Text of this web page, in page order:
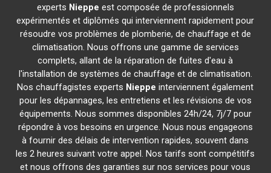
experts Nieppe est composée de professionnels
expérimentés et diplômés qui interviennent rapidement pour
résoudre vos problèmes de plomberie, de chauffage et de
climatisation. Nous offrons une gamme de services
complets, allant de la réparation de fuites d'eau à
l'installation de systèmes de chauffage et de climatisation.
Nos chauffagistes experts Nieppe interviennent également
pour les dépannages, les entretiens et les révisions de vos
équipements. Nous sommes disponibles 24h/24, 7j/7 pour
répondre à vos besoins en urgence. Nous nous engageons
à fournir des délais de intervention rapides, souvent dans
les 2 heures suivant votre appel. Nos tarifs sont compétitifs
et nous offrons des garanties sur nos services pour vous